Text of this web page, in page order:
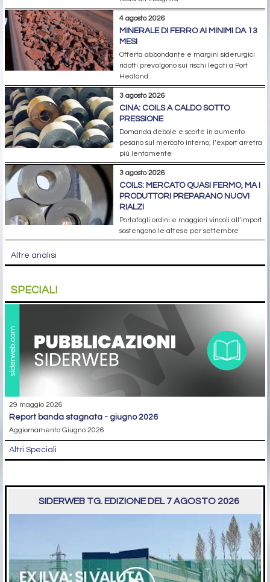
4 agosto 2026
MINERALE DI FERRO AI MINIMI DA 13
MESI
Offerta abbondante e margini siderurgici
ridotti prevalgono sui rischi legati a Port
Hedland
3 agosto 2026
CINA: COILS A CALDO SOTTO
PRESSIONE
Domanda debole e scorte in aumento
pesano sul mercato interno; l’export arretra
più lentamente
3 agosto 2026
COILS: MERCATO QUASI FERMO, MA I
PRODUTTORI PREPARANO NUOVI
RIALZI
Portafogli ordini e maggiori vincoli all’import
sostengono le attese per settembre
Altre analisi
SPECIALI
29 maggio 2026
report banda stagnata - giugno 2026
Aggiornamento Giugno 2026
Altri Speciali
SIDERWEB TG. EDIZIONE DEL 7 AGOSTO 2026